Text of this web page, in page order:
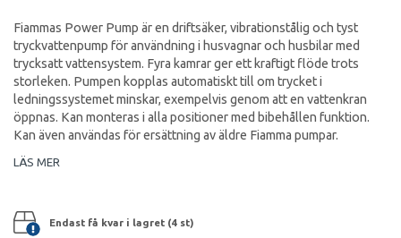
Fiammas Power Pump är en driftsäker, vibrationstålig och tyst
tryckvattenpump för användning i husvagnar och husbilar med
trycksatt vattensystem. Fyra kamrar ger ett kraftigt flöde trots
storleken. Pumpen kopplas automatiskt till om trycket i
ledningssystemet minskar, exempelvis genom att en vattenkran
öppnas. Kan monteras i alla positioner med bibehållen funktion.
Kan även användas för ersättning av äldre Fiamma pumpar.
LÄS MER
Endast få kvar i lagret (4 st)